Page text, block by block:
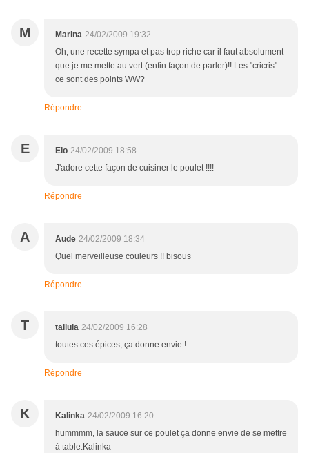
M Marina 24/02/2009 19:32
Oh, une recette sympa et pas trop riche car il faut absolument
que je me mette au vert (enfin façon de parler)!! Les "cricris"
ce sont des points WW?
Répondre
E Elo 24/02/2009 18:58
J'adore cette façon de cuisiner le poulet !!!!
Répondre
A Aude 24/02/2009 18:34
Quel merveilleuse couleurs !! bisous
Répondre
T tallula 24/02/2009 16:28
toutes ces épices, ça donne envie !
Répondre
K Kalinka 24/02/2009 16:20
hummmm, la sauce sur ce poulet ça donne envie de se mettre
à table.Kalinka